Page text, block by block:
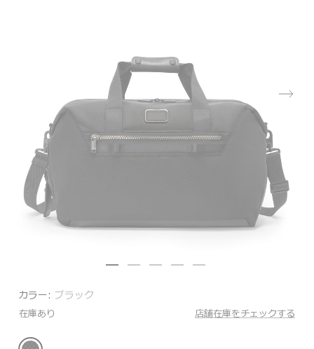
カラー: ブラック
在庫あり 店舗在庫をチェックする